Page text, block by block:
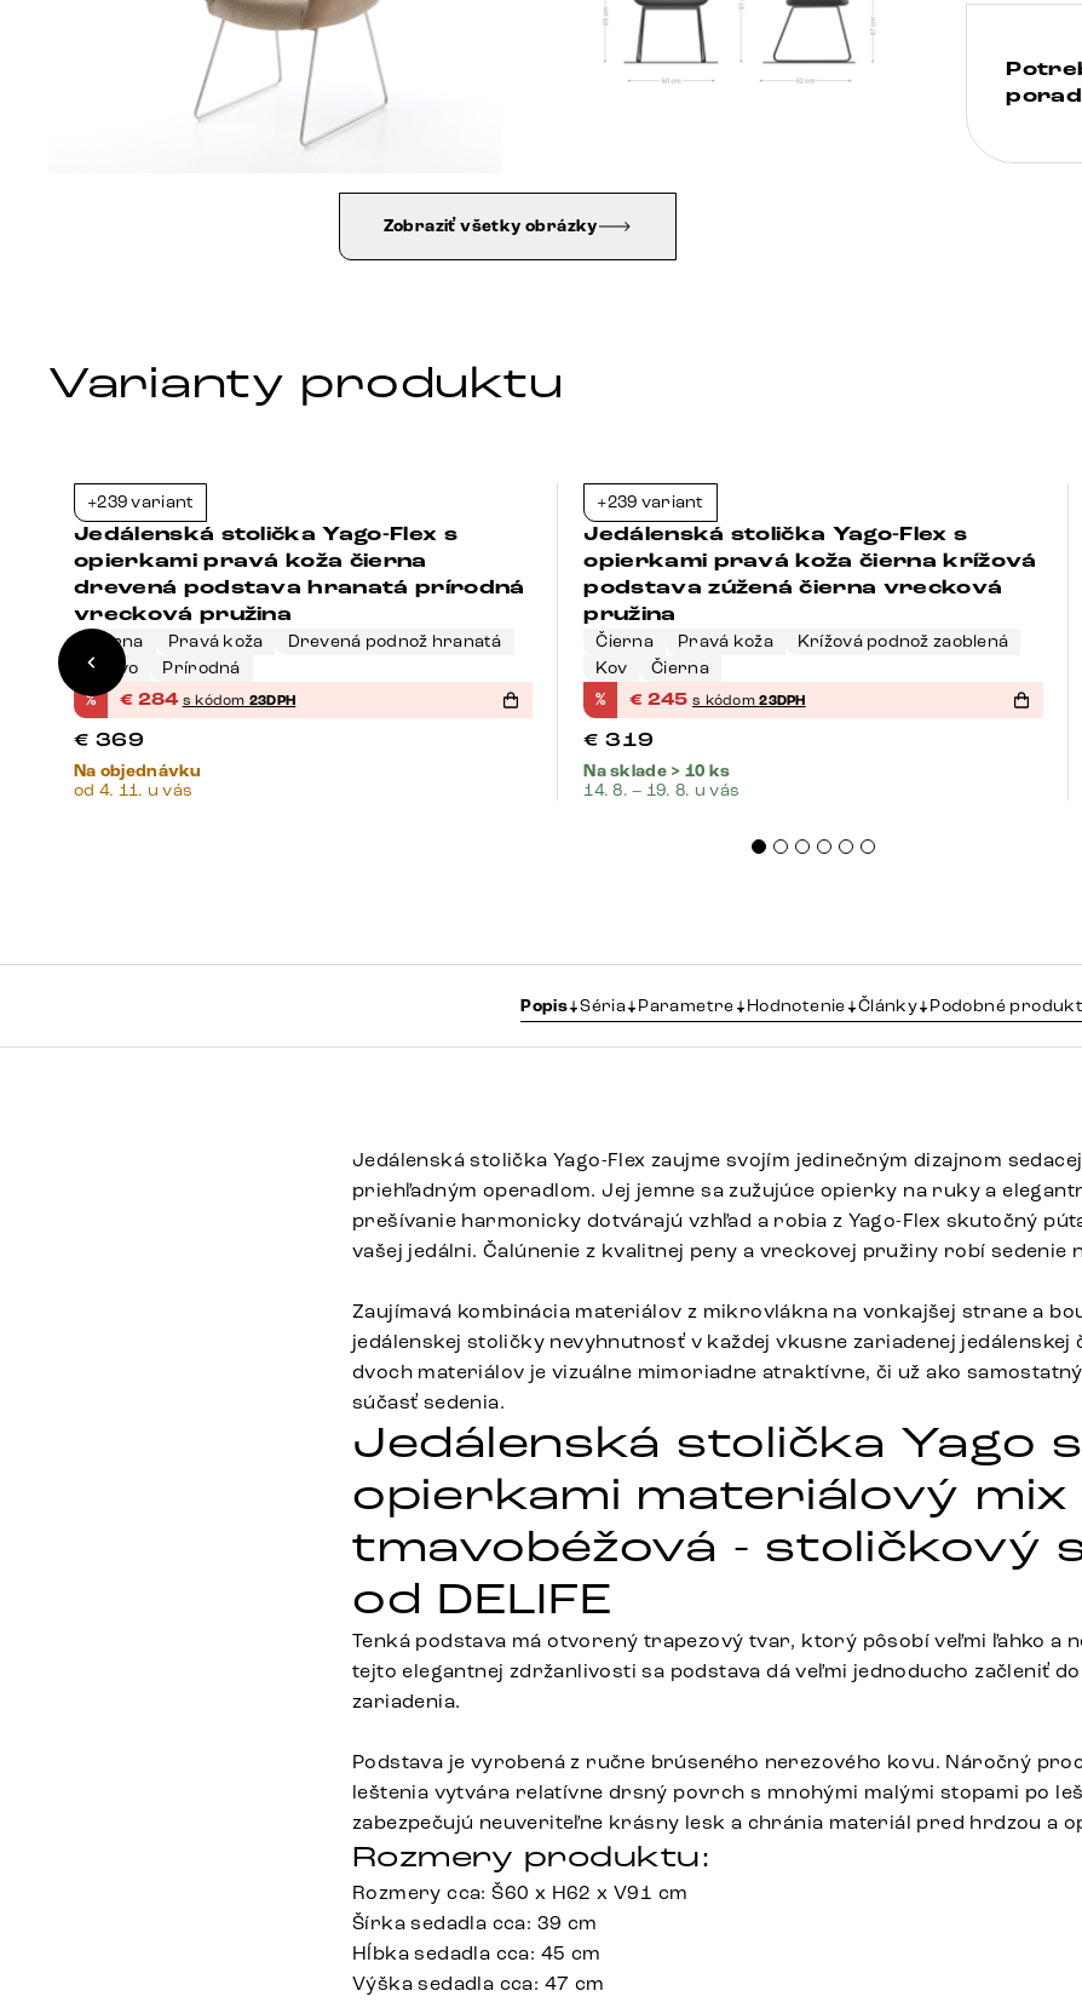
Zobraziť všetky obrázky
Varianty produktu
+239 variant
Jedálenská stolička Yago-Flex s
opierkami pravá koža čierna
drevená podstava hranatá prírodná
vrecková pružina
Čierna Pravá koža
Drevená podnož hranatá
Drevo
Prírodná
% € 284 s kódom 23DPH
€ 369
Na objednávku
od 4. 11. u vás
+239 variant
Jedálenská stolička Yago-Flex s
opierkami pravá koža čierna krížová
podstava zúžená čierna vrecková
pružina
Čierna Pravá koža
Krížová podnož zaoblená
Kov
Čierna
% € 245 s kódom23DPH
€ 319
Na sklade > 10 ks
14. 8. – 19. 8. u vás
Popis Séria Parametre Hodnotenie Články Podobné
Jedálenská stolička Yago-Flex zaujme svojím jedinečným dizajnom
priehľadným operadlom. Jej jemne sa zužujúce opierky na ruky a
prešívanie harmonicky dotvárajú vzhľad a robia z Yago-Flex skutočný
vašej jedálni. Čalúnenie z kvalitnej peny a vreckovej pružiny robí sedenie
Zaujímavá kombinácia materiálov z mikrovlákna na vonkajšej strane a
jedálenskej stoličky nevyhnutnosť v každej vkusne zariadenej jedálenskej
dvoch materiálov je vizuálne mimoriadne atraktívne, či už ako
súčasť sedenia.
Jedálenská stolička Yago s
opierkami materiálový mix
tmavobéžová - stoličkový
od DELIFE
Tenká podstava má otvorený trapezový tvar, ktorý pôsobí veľmi ľahko a
tejto elegantnej zdržanlivosti sa podstava dá veľmi jednoducho začleniť
zariadenia.
Podstava je vyrobená z ručne brúseného nerezového kovu. Náročný
leštenia vytvára relatívne drsný povrch s mnohými malými stopami po
zabezpečujú neuveriteľne krásny lesk a chránia materiál pred hrdzou a
Rozmery produktu:
Rozmery cca: Š60 x H62 x V91 cm
Šírka sedadla cca: 39 cm
Hĺbka sedadla cca: 45 cm
Výška sedadla cca: 47 cm